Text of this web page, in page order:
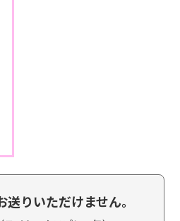
りいただけません。